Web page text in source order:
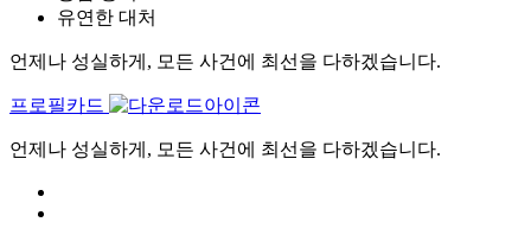
유연한 대처
언제나 성실하게, 모든 사건에 최선을 다하겠습니다.
프로필카드
언제나 성실하게, 모든 사건에 최선을 다하겠습니다.